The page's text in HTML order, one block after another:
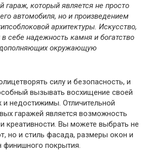
гараж, который является не просто
автомобиля, но и произведением
архитектуры. Искусство,
себе надежность камня и богатство
дополняющих окружающую
силу и безопасность, и
вызывать восхищение своей
и недостижимы. Отличительной
гаражей является возможность
креативности. Вы можете выбрать не
но и стиль фасада, размеры окон и
финишного покрытия.